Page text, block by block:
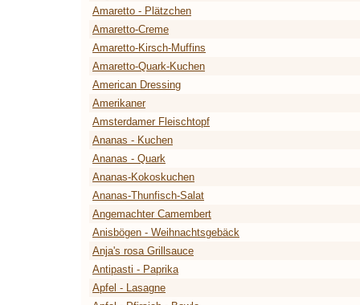
Amaretto - Plätzchen
Amaretto-Creme
Amaretto-Kirsch-Muffins
Amaretto-Quark-Kuchen
American Dressing
Amerikaner
Amsterdamer Fleischtopf
Ananas - Kuchen
Ananas - Quark
Ananas-Kokoskuchen
Ananas-Thunfisch-Salat
Angemachter Camembert
Anisbögen - Weihnachtsgebäck
Anja's rosa Grillsauce
Antipasti - Paprika
Apfel - Lasagne